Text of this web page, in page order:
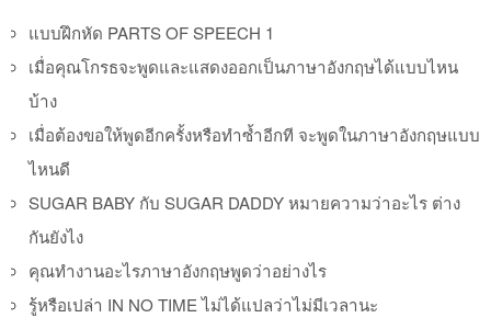
แบบฝึกหัด PARTS OF SPEECH 1
เมื่อคุณโกรธจะพูดและแสดงออกเป็นภาษาอังกฤษได้แบบไหน
บ้าง
เมื่อต้องขอให้พูดอีกครั้งหรือทำซ้ำอีกที จะพูดในภาษาอังกฤษแบบ
ไหนดี
SUGAR BABY กับ SUGAR DADDY หมายความว่าอะไร ต่าง
กันยังไง
คุณทำงานอะไรภาษาอังกฤษพูดว่าอย่างไร
รู้หรือเปล่า IN NO TIME ไม่ได้แปลว่าไม่มีเวลานะ